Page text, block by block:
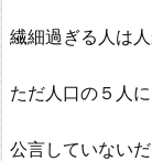
繊細過ぎる人は
ただ人口の５人
公言していない